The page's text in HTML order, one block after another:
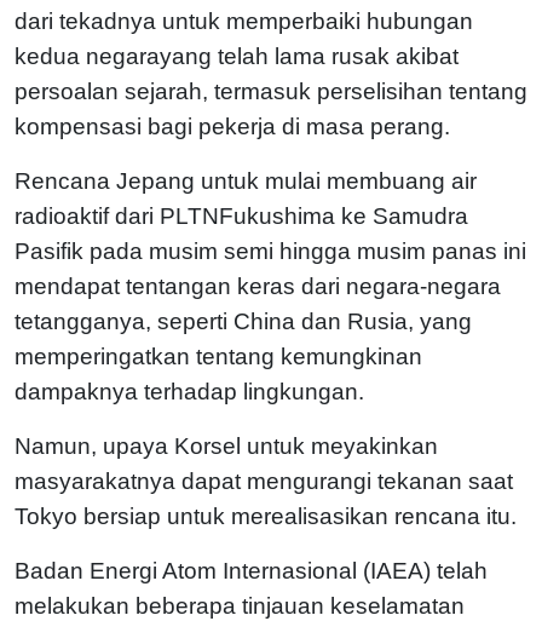
dari tekadnya untuk memperbaiki hubungan
kedua negarayang telah lama rusak akibat
persoalan sejarah, termasuk perselisihan tentang
kompensasi bagi pekerja di masa perang.
Rencana Jepang untuk mulai membuang air
radioaktif dari PLTNFukushima ke Samudra
Pasifik pada musim semi hingga musim panas ini
mendapat tentangan keras dari negara-negara
tetangganya, seperti China dan Rusia, yang
memperingatkan tentang kemungkinan
dampaknya terhadap lingkungan.
Namun, upaya Korsel untuk meyakinkan
masyarakatnya dapat mengurangi tekanan saat
Tokyo bersiap untuk merealisasikan rencana itu.
Badan Energi Atom Internasional (IAEA) telah
melakukan beberapa tinjauan keselamatan